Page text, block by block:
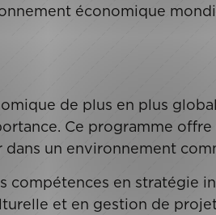
économique
de plus en plus
Ce programme
un environnement
compétences en stratégie
et en gestion de